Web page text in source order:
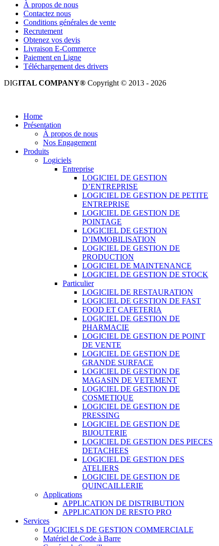
À propos de nous
Contactez nous
Conditions générales de vente
Recrutement
Obtenez vos devis
Livraison E-Commerce
Paiement en Ligne
Téléchargement des drivers
DIGITAL COMPANY® Copyright © 2013 - 2026
Home
Présentation
À propos de nous
Nos Engagement
Produits
Logiciels
Entreprise
LOGICIEL DE GESTION
D’ENTREPRISE
LOGICIEL DE GESTION DE PETITE
ENTREPRISE
LOGICIEL DE GESTION DE
POINTAGE
LOGICIEL DE GESTION
D’IMMOBILISATION
LOGICIEL DE GESTION DE
PRODUCTION
LOGICIEL DE MAINTENANCE
LOGICIEL DE GESTION DE STOCK
Particulier
LOGICIEL DE RESTAURATION
LOGICIEL DE GESTION DE FAST
FOOD ET CAFETERIA
LOGICIEL DE GESTION DE
PHARMACIE
LOGICIEL DE GESTION DE POINT
DE VENTE
LOGICIEL DE GESTION DE
GRANDE SURFACE
LOGICIEL DE GESTION DE
MAGASIN DE VETEMENT
LOGICIEL DE GESTION DE
COSMETIQUE
LOGICIEL DE GESTION DE
PRESSING
LOGICIEL DE GESTION DE
BIJOUTERIE
LOGICIEL DE GESTION DES PIECES
DETACHEES
LOGICIEL DE GESTION DES
ATELIERS
LOGICIEL DE GESTION DE
QUINCAILLERIE
Applications
APPLICATION DE DISTRIBUTION
APPLICATION DE RESTO PRO
Services
LOGICIELS DE GESTION COMMERCIALE
Matériel de Code à Barre